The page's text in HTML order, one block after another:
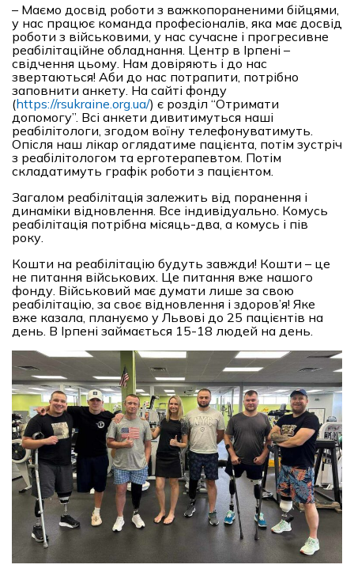
– Маємо досвід роботи з важкопораненими бійцями,
у нас працює команда професіоналів, яка має досвід
роботи з військовими, у нас сучасне і прогресивне
реабілітаційне обладнання. Центр в Ірпені –
свідчення цьому. Нам довіряють і до нас
звертаються! Аби до нас потрапити, потрібно
заповнити анкету. На сайті фонду
(https://rsukraine.org.ua/) є розділ “Отримати
допомогу”. Всі анкети дивитимуться наші
реабілітологи, згодом воїну телефонуватимуть.
Опісля наш лікар оглядатиме пацієнта, потім зустріч
з реабілітологом та ерготерапевтом. Потім
складатимуть графік роботи з пацієнтом.
Загалом реабілітація залежить від поранення і
динаміки відновлення. Все індивідуально. Комусь
реабілітація потрібна місяць-два, а комусь і пів
року.
Кошти на реабілітацію будуть завжди! Кошти – це
не питання військових. Це питання вже нашого
фонду. Військовий має думати лише за свою
реабілітацію, за своє відновлення і здоров’я! Яке
вже казала, плануємо у Львові до 25 пацієнтів на
день. В Ірпені займається 15-18 людей на день.